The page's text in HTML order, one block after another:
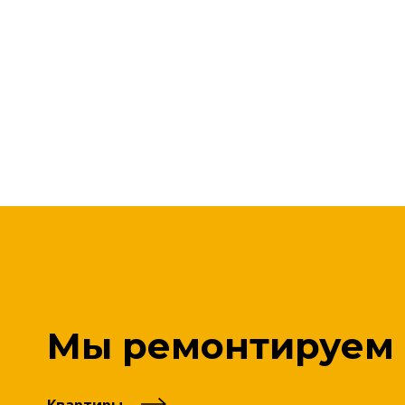
Мы ремонтируем